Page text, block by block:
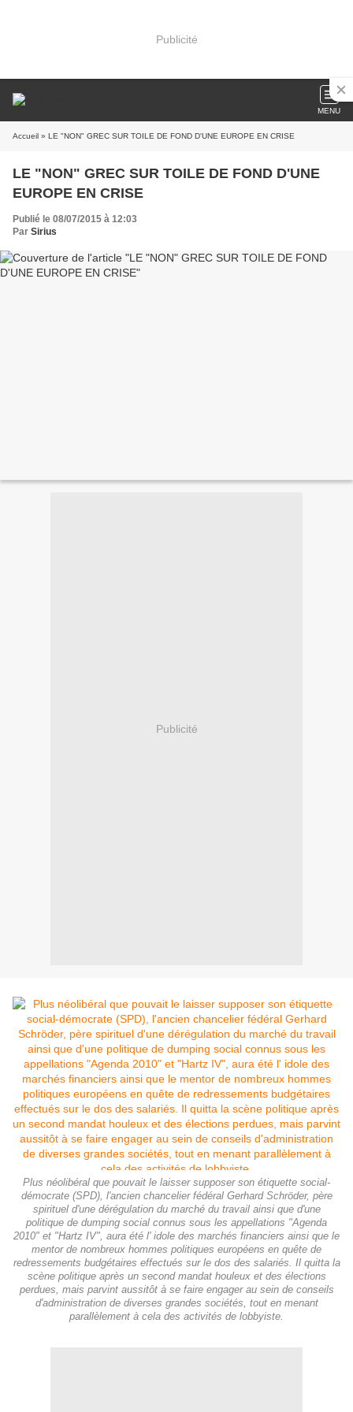
Publicité
MENU
Accueil » LE "NON" GREC SUR TOILE DE FOND D'UNE EUROPE EN CRISE
LE "NON" GREC SUR TOILE DE FOND D'UNE
EUROPE EN CRISE
Publié le 08/07/2015 à 12:03
Par Sirius
Publicité
Plus néolibéral que pouvait le laisser supposer son étiquette social-
démocrate (SPD), l'ancien chancelier fédéral Gerhard Schröder, père
spirituel d'une dérégulation du marché du travail ainsi que d'une
politique de dumping social connus sous les appellations "Agenda
2010" et "Hartz IV", aura été l' idole des marchés financiers ainsi que le
mentor de nombreux hommes politiques européens en quête de
redressements budgétaires effectués sur le dos des salariés. Il quitta la
scène politique après un second mandat houleux et des élections
perdues, mais parvint aussitôt à se faire engager au sein de conseils
d'administration de diverses grandes sociétés, tout en menant
parallèlement à cela des activités de lobbyiste.